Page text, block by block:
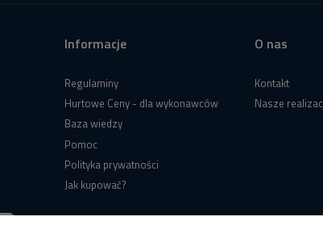
Informacje
Regulaminy
Hurtowe Ceny - dla wykonawców
Baza wiedzy
Pomoc
Polityka prywatności
Jak kupować?
O nas
Kontakt
Nasze